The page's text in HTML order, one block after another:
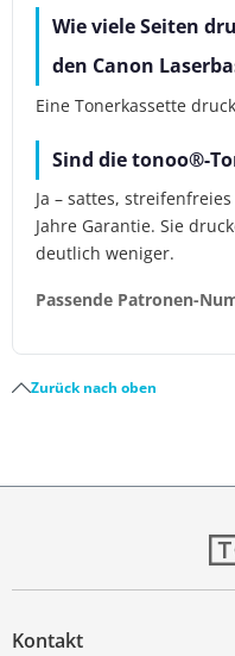
Wie viele Seiten
den Canon
Eine Tonerkassette
Sind die tonoo®-
Ja – sattes,
Jahre Garantie. Sie
deutlich weniger.
Passende Patronen-
Zurück nach oben
Kontakt